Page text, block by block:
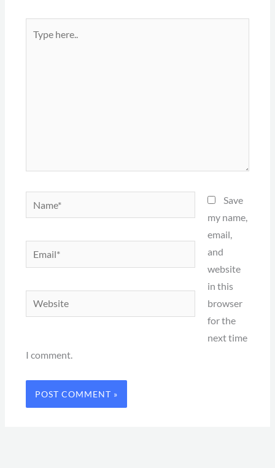
here..
Name*
Email*
Website
Save
my name,
email,
and
website
in this
browser
for the
next time
I comment.